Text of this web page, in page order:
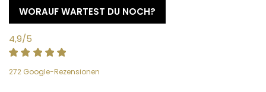
WORAUF WARTEST DU NOCH?
4,9/5
272 Google-Rezensionen